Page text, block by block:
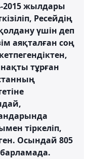
2015 жылдары
Ресейдің
үшін деп
аяқталған соң
нақты тұрған
тіркеліп,
Осындай 805